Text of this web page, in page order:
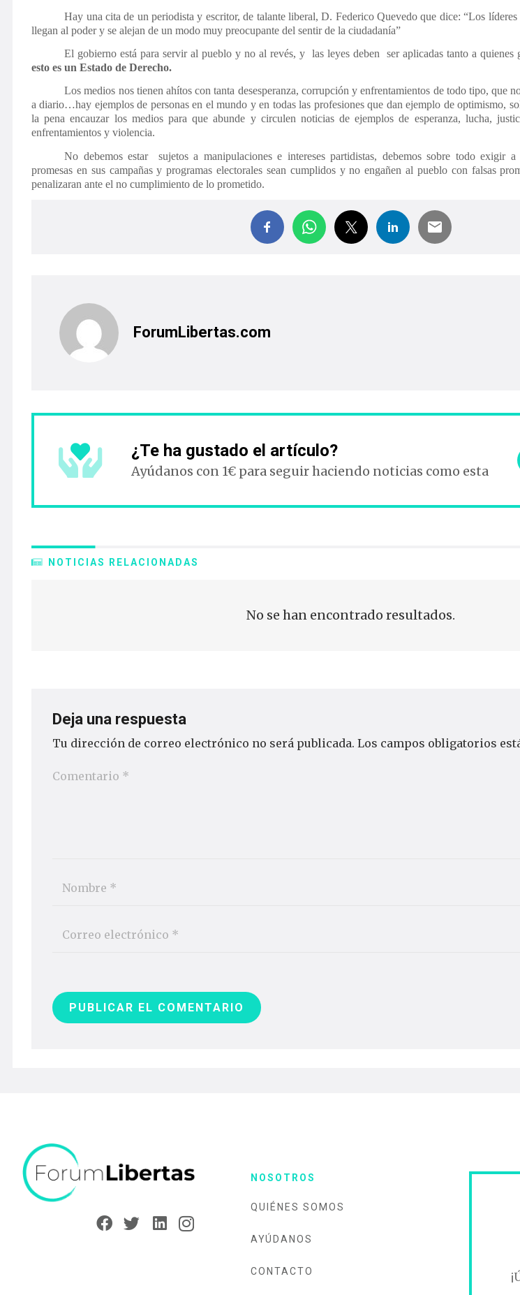
Hay una cita de un periodista y escritor, de talante liberal, D. Federico Quevedo que dice: “Los
llegan al poder y se alejan de un modo muy preocupante del sentir de la ciudadanía”
El gobierno está para servir al pueblo y no al revés, y las leyes deben ser aplicadas tanto a quienes
esto es un Estado de Derecho.
Los medios nos tienen ahítos con tanta desesperanza, corrupción y enfrentamientos de todo tipo, que
a diario…hay ejemplos de personas en el mundo y en todas las profesiones que dan ejemplo de optimismo,
la pena encauzar los medios para que abunde y circulen noticias de ejemplos de esperanza, lucha,
enfrentamientos y violencia.
No debemos estar sujetos a manipulaciones e intereses partidistas, debemos sobre todo exigir a
promesas en sus campañas y programas electorales sean cumplidos y no engañen al pueblo con falsas
penalizaran ante el no cumplimiento de lo prometido.
ForumLibertas.com
¿Te ha gustado el artículo?
Ayúdanos con 1€ para seguir haciendo noticias como esta
NOTICIAS RELACIONADAS
No se han encontrado resultados.
Deja una respuesta
Tu dirección de correo electrónico no será publicada. Los campos obligatorios
PUBLICAR EL COMENTARIO
NOSOTROS
QUIÉNES SOMOS
AYÚDANOS
CONTACTO